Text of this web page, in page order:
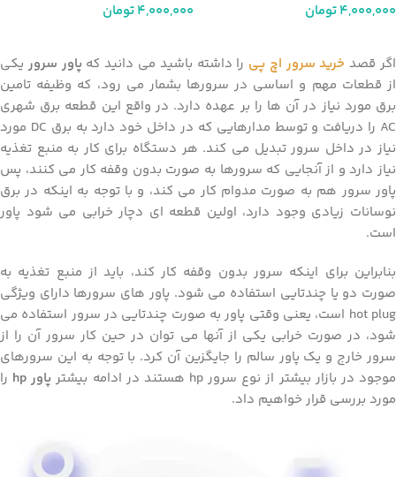
4,000,000تومان
4,000,000تومان
اگر قصد خرید سرور اچ پی را داشته باشید می دانید که پاور سرور یکی
از قطعات مهم و اساسی در سرورها بشمار می رود، که وظیفه تامین
برق مورد نیاز در آن ها را بر عهده دارد. در واقع این قطعه برق شهری
AC را دریافت و توسط مدارهایی که در داخل خود دارد به برق DC مورد
نیاز در داخل سرور تبدیل می کند. هر دستگاه برای کار به منبع تغذیه
نیاز دارد و از آنجایی که سرورها به صورت بدون وقفه کار می کنند، پس
پاور سرور هم به صورت مدوام کار می کند، و با توجه به اینکه در برق
نوسانات زیادی وجود دارد، اولین قطعه ای دچار خرابی می شود پاور
است.
بنابراین برای اینکه سرور بدون وقفه کار کند، باید از منبع تغذیه به
صورت دو یا چندتایی استفاده می شود. پاور های سرورها دارای ویژگی
hot plug است، یعنی وقتی پاور به صورت چندتایی در سرور استفاده می
شود، در صورت خرابی یکی از آنها می توان در حین کار سرور آن را از
سرور خارج و یک پاور سالم را جایگزین آن کرد. با توجه به این سرورهای
موجود در بازار بیشتر از نوع سرور hp هستند در ادامه بیشتر
پاور hp
را
مورد بررسی قرار خواهیم داد.